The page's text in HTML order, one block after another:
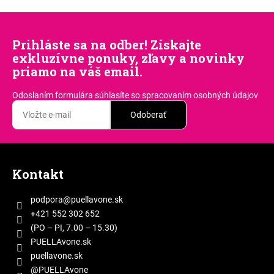
Prihláste sa na odber! Získajte
exkluzívne ponuky, zľavy a novinky
priamo na váš email.
Odoslaním formulára súhlasíteso spracovaním osobných údajov
Odoberať
Kontakt
podpora@puellavone.sk
+421 552 302 652
(PO – PI, 7.00 – 15.30)
PUELLAvone.sk
puellavone.sk
@PUELLAvone